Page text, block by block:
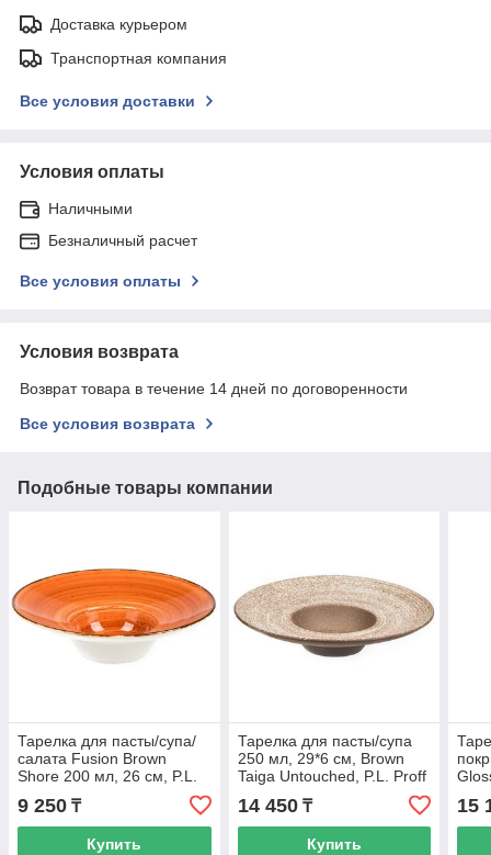
Доставка курьером
Транспортная компания
Все условия доставки
Условия оплаты
Наличными
Безналичный расчет
Все условия оплаты
Условия возврата
Возврат товара в течение 14 дней по договоренности
Все условия возврата
Подобные товары компании
Тарелка для пасты/супа/
салата Fusion Brown
Shore 200 мл, 26 см, P.L.
Proff Cuisine
9 250 ₸
Купить
Тарелка для пасты/супа
250 мл, 29*6 см, Brown
Taiga Untouched, P.L. Proff
14 450₸
Купить
15